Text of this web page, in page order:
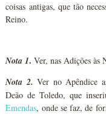
coisas antigas, que tão
Reino.
Nota 1. Ver, nas Adições às
Nota 2. Ver no Apêndice
Deão de Toledo, que
Emendas, onde se faz, de